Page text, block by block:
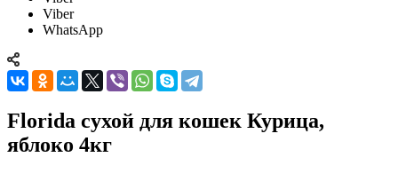
Viber
WhatsApp
Florida сухой для кошек Курица,
яблоко 4кг